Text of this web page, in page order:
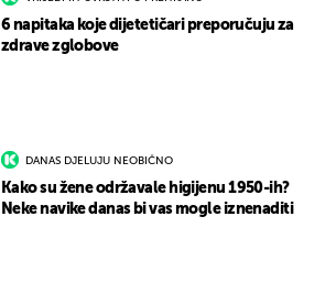
6 napitaka koje dijetetičari preporučuju za
zdrave zglobove
DANAS DJELUJU NEOBIČNO
Kako su žene održavale higijenu 1950-ih?
Neke navike danas bi vas mogle iznenaditi